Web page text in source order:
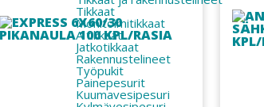
Tikkaat
Monitoimitikkaat
A tikkaat
Jatkotikkaat
Rakennustelineet
Työpukit
Painepesurit
Kuumavesipesuri